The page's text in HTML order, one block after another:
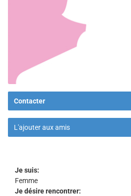
Contacter
L'ajouter aux amis
Je suis:
Femme
Je désire rencontrer: